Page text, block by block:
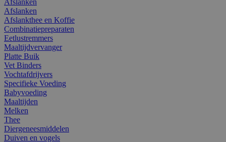
Afslanken
Afslankthee en Koffie
Combinatiepreparaten
Eetlustremmers
Maaltijdvervanger
Platte Buik
Vet Binders
Vochtafdrijvers
Specifieke Voeding
Babyvoeding
Maaltijden
Melken
Thee
Diergeneesmiddelen
Duiven en vogels